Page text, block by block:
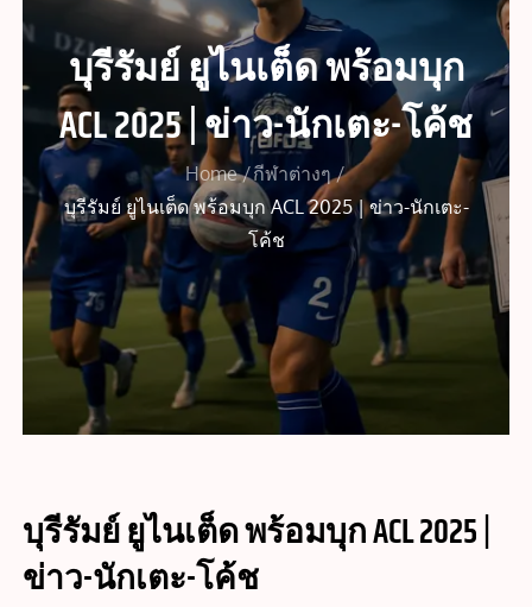
บุรีรัมย์ ยูไนเต็ด พร้อมบุก
ACL 2025 | ข่าว-นักเตะ-โค้ช
Home
กีฬาต่างๆ
บุรีรัมย์ ยูไนเต็ด พร้อมบุก ACL 2025 | ข่าว-นักเตะ-
โค้ช
บุรีรัมย์ ยูไนเต็ด พร้อมบุก ACL 2025 |
ข่าว-นักเตะ-โค้ช